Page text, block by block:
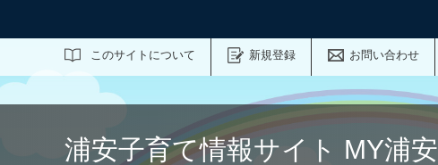
このサイトについて 新規登録 お問い合わせ
サイト内検索
浦安子育て情報サイト MY浦安